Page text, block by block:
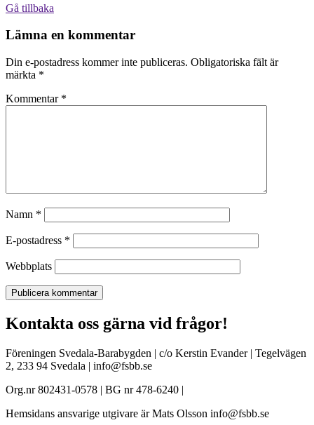
Gå tillbaka
Lämna en kommentar
Din e-postadress kommer inte publiceras. Obligatoriska fält är
märkta *
Kommentar *
Namn *
E-postadress *
Webbplats
Kontakta oss gärna vid frågor!
Föreningen Svedala-Barabygden | c/o Kerstin Evander | Tegelvägen
2, 233 94 Svedala | info@fsbb.se
Org.nr 802431-0578 | BG nr 478-6240 |
Hemsidans ansvarige utgivare är Mats Olsson info@fsbb.se